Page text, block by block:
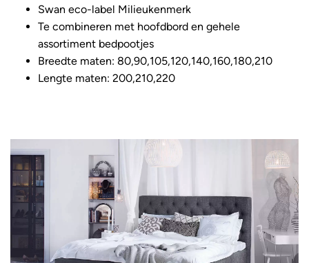
Swan eco-label Milieukenmerk
Te combineren met hoofdbord en gehele
assortiment bedpootjes
Breedte maten: 80,90,105,120,140,160,180,210
Lengte maten: 200,210,220